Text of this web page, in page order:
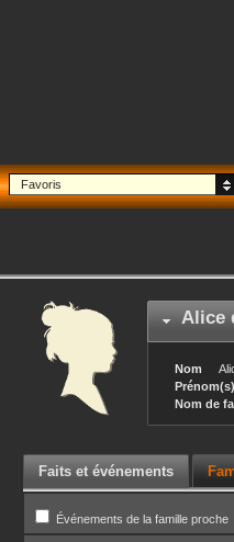
Favoris
Alice
Nom
Prénom(s)
Nom de
Faits et événements
Événements de la famille proche